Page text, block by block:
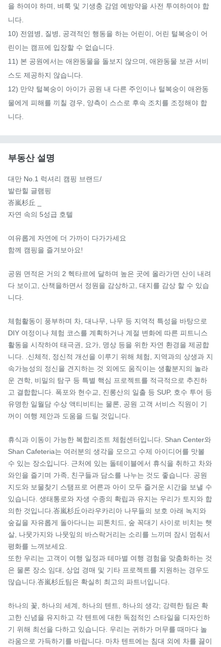
을 하여야 하며, 벼룩 및 기생충 감염 예방약을 사전 투여하여야 합
니다.
10) 전염병, 질병, 공격적인 행동을 하는 어린이, 어린 털복숭이 어
린이는 캠프에 입장할 수 없습니다.
11) 본 공원에서는 애완동물을 돌보지 않으며, 애완동물 보관 서비
스도 제공하지 않습니다.
12) 만약 털복숭이 아이가 공원 내 다른 주인이나 털복숭이 애완동
물에게 피해를 끼칠 경우, 양측이 스스로 후속 조치를 조정해야 합
니다.
부동산 설명
대만 No.1 럭셔리 캠핑 브랜드/
발란힐 글램핑
峇嵐杉丘 _
자연 속의 5성급 호텔
여유롭게 자연에 더 가까이 다가가세요
함께 캠핑을 즐겨보아요!
공원 면적은 거의 2 헥타르에 달하며 높은 곳에 올라가면 산이 내려
다 보이고, 산책을하면서 정원을 감상하고, 대지를 감상 할 수 있습
니다.
체험활동이 풍부하며 차, 대나무, 나무 등 지역적 특성을 바탕으로
DIY 여정이나 체험 코스를 계획하거나 계절 변화에 따른 피트니스
활동을 시작하여 태극권, 요가, 명상 등을 위한 자연 환경을 제공합
니다. .신체적, 정신적 개선을 이루기 위해 체험, 지역과의 상생과 지
속가능성의 정신을 견지하는 것 외에도 움직이는 생활분지의 놀라
운 견학, 비밀의 탐구 등 특별 핵심 프로젝트를 적극적으로 추진하
고 결합합니다. 폭포와 현수교, 진롱산의 일출 등 SUP, 호수 투어 등
유명한 일월담 수상 액티비티는 물론, 공원 고객 서비스 직원이 기
꺼이 여행 제안과 도움을 드릴 것입니다.
휴식과 이동이 가능한 복합리조트 체험센터입니다. Shan Center와
Shan Cafeteria는 여러분의 생각을 모으고 수제 아이디어를 맛볼
수 있는 장소입니다. 근처에 있는 돌테이블에서 휴식을 취하고 차와
와인을 즐기며 가족, 친구들과 담소를 나누는 것도 좋습니다. 공원
지도와 보물찾기 스탬프로 어른과 아이 모두 즐거운 시간을 보낼 수
있습니다. 생태통로와 자생 수종의 확립과 유지는 우리가 토지와 합
의한 것입니다.峇嵐杉丘아라우카리아 나무들의 보호 아래 녹지와
숲길을 자유롭게 돌아다니는 피톤치드, 숲 꼭대기 사이로 비치는 햇
살, 나뭇가지와 나뭇잎의 바스락거리는 소리를 느끼며 잠시 멈춰서
평화를 느껴보세요.
또한 우리는 고객이 여행 일정과 테마별 여행 경험을 맞춤화하는 것
은 물론 장소 임대, 상업 경매 및 기타 프로젝트를 지원하는 경우도
많습니다.峇嵐杉丘팀은 확실히 최고의 파트너입니다.
하나의 꽃, 하나의 세계, 하나의 텐트, 하나의 생각; 강력한 팀은 확
고한 신념을 유지하고 각 텐트에 대한 독점적인 스타일을 디자인하
기 위해 최선을 다하고 있습니다. 우리는 귀하가 머무를 때마다 놀
라움으로 가득하기를 바랍니다. 마차 텐트에는 침대 외에 차를 끓이